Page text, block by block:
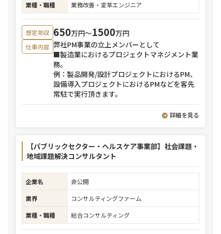
業種・職種
業務改善・変革エンジニア
想定年収 650万円〜1500万円
仕事内容 弊社PM事業の立上メンバーとして
■製造業におけるプロジェクトマネジメント業
務。
例：製品開発/設計プロジェクトにおけるPM、
設備導入プロジェクトにおけるPMなどを客先
常駐で実行頂きます。
詳細を見る
【パブリックセクター・ヘルスケア事業部】社会課題・
地域課題解決コンサルタント
企業名
非公開
業界
コンサルティングファーム
業種・職種
総合コンサルティング